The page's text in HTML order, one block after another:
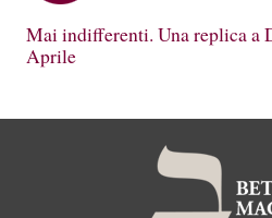
Mai indifferenti. Una replica a
Aprile